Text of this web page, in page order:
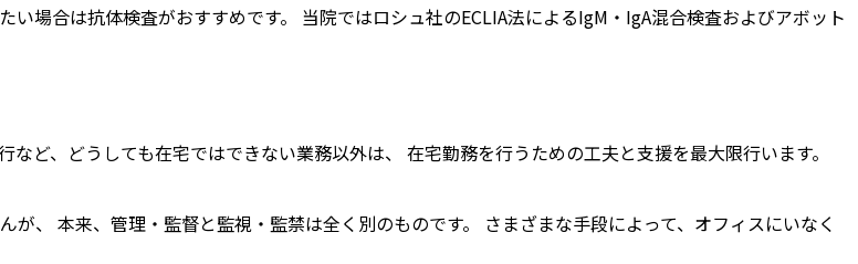
場合は抗体検査がおすすめです。 当院ではロシュ社のECLIA法によるIgM・IgA混合検査およびアボット
ど、どうしても在宅ではできない業務以外は、 在宅勤務を行うための工夫と支援を最大限行います。
、 本来、管理・監督と監視・監禁は全く別のものです。 さまざまな手段によって、オフィスにいなく